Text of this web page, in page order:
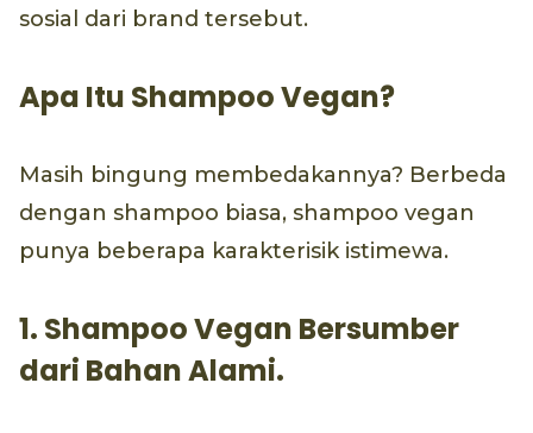
sosial dari brand tersebut.
Apa Itu Shampoo Vegan?
Masih bingung membedakannya? Berbeda
dengan shampoo biasa, shampoo vegan
punya beberapa karakterisik istimewa.
1. Shampoo Vegan Bersumber
dari Bahan Alami.